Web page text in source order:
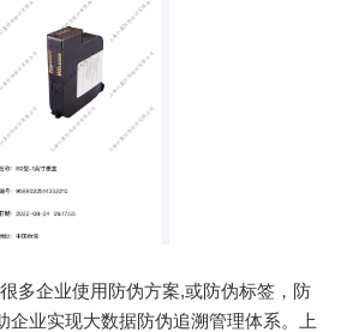
多企业使用防伪方案,或防伪标签，防
企业实现大数据防伪追溯管理体系。上